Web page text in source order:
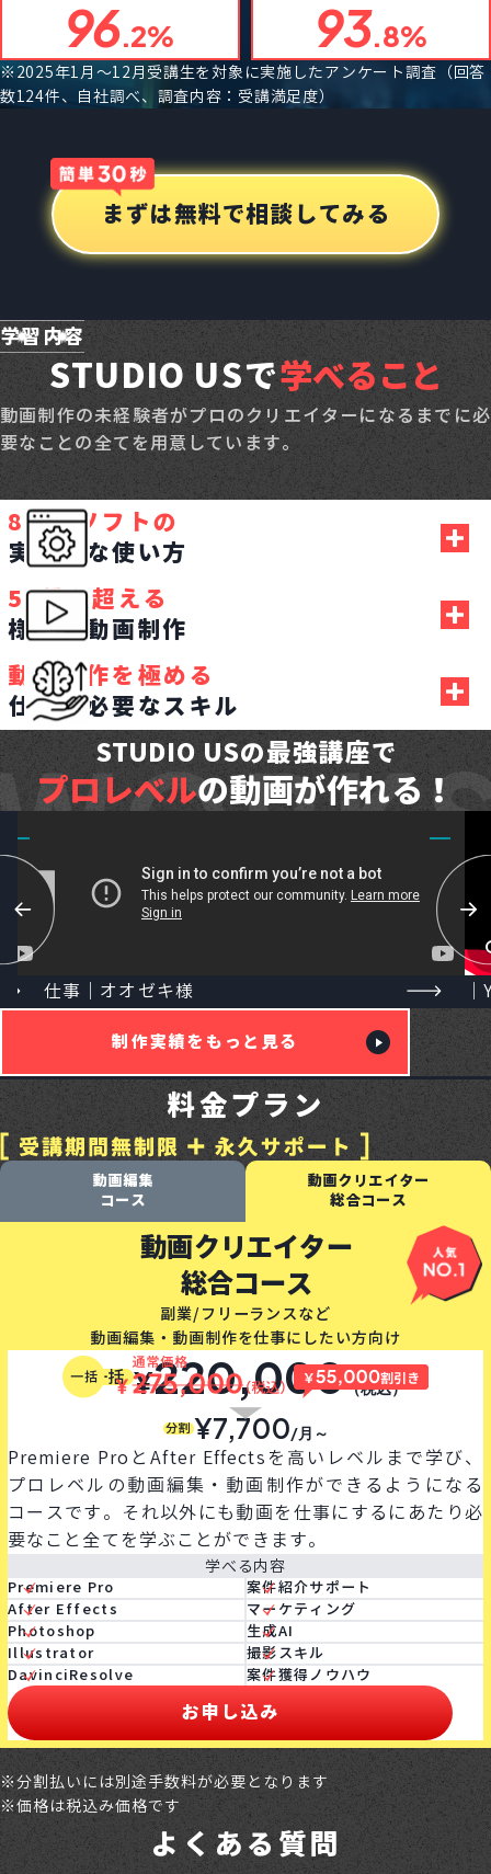
96.2% 93.8%
※2025年1月〜12月受講生を対象に実施したアンケート調査（回答
数124件、自社調べ、調査内容：受講満足度）
まずは無料で相談してみる
学習内容
STUDIO USで学べること
動画制作の未経験者がプロのクリエイターになるまでに必
要なことの全てを用意しています。
8つのソフトの
実践的な使い方
AfterEffects
Premiere Pro
Photoshop
Illustrator
Audition
テラドーガ
Media Encoder
50種を超える
様々な動画制作
YouTube動画
結婚式・ブライダル動画
インフォグラフィック動画
ロゴモーション
キャラクターアニメーション
企業紹介動画
動画制作を極める
仕事に必要なスキル
案件獲得ノウハウ
撮影スキル
マーケティング
ディレクション
企画・構成力
開業・独立のしかた
税金・法律の知識
STUDIO USの最強講座で
プロレベルの動画が作れる！
仕事｜オオゼキ様
制作実績をもっと見る
まずは無料で相談してみる
料金プラン
動画編集
コース
動画クリエイター
総合コース
動画クリエイター
総合コース
副業/フリーランスなど
動画編集・動画制作を仕事にしたい方向け
一括 ¥220,000（税込）
分割¥7,700/月～
Premiere ProとAfter Effectsを高いレベルまで学び、
プロレベルの動画編集・動画制作ができるようになる
コースです。それ以外にも動画を仕事にするにあたり必
要なこと全てを学ぶことができます。
学べる内容
Premiere Pro
案件紹介サポート
After Effects
マーケティング
Photoshop
生成AI
Illustrator
撮影スキル
DavinciResolve
案件獲得ノウハウ
お申し込み
※分割払いには別途手数料が必要となります
※価格は税込み価格です
よくある質問